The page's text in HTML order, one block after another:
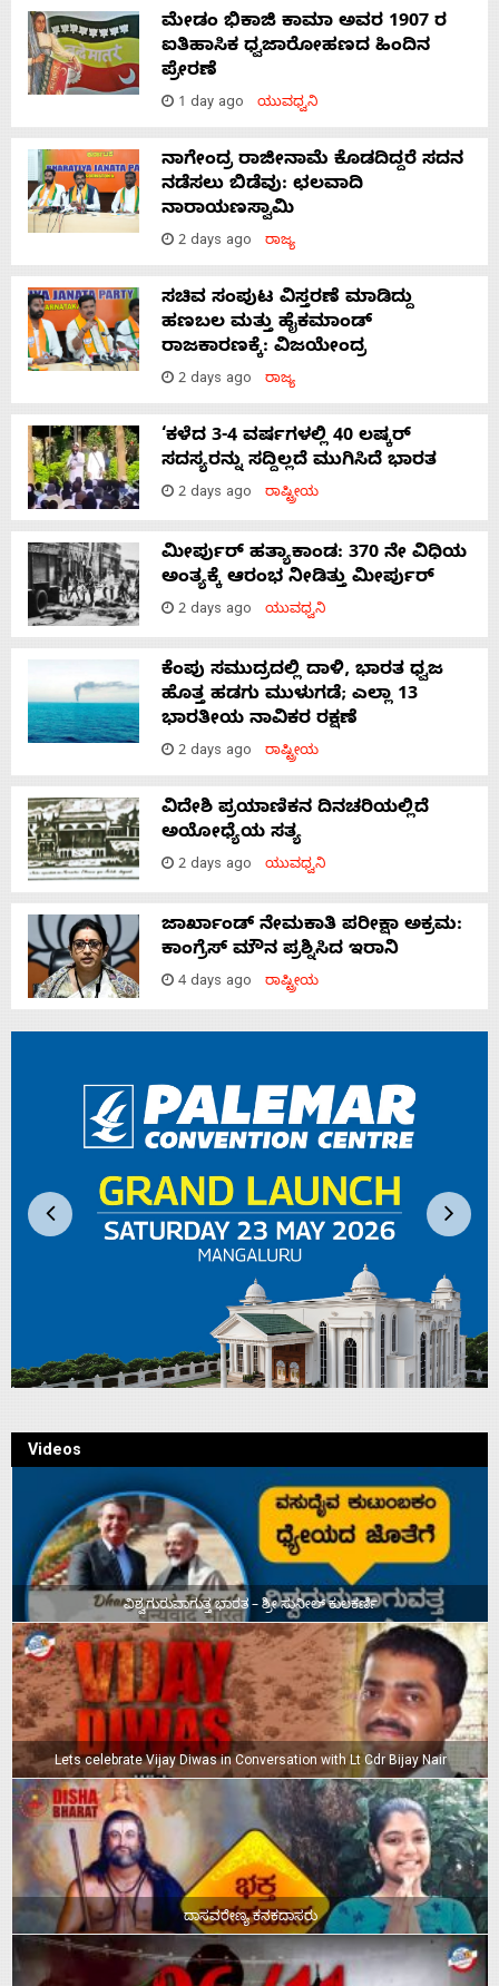
ಮೇಡಂ ಭಿಕಾಜಿ ಕಾಮಾ ಅವರ 1907 ರ
ಐತಿಹಾಸಿಕ ಧ್ವಜಾರೋಹಣದ ಹಿಂದಿನ
ಪ್ರೇರಣೆ
1 day ago ಯುವಧ್ವನಿ
ನಾಗೇಂದ್ರ ರಾಜೀನಾಮೆ ಕೊಡದಿದ್ದರೆ ಸದನ
ನಡೆಸಲು ಬಿಡೆವು: ಛಲವಾದಿ
ನಾರಾಯಣಸ್ವಾಮಿ
2 days ago ರಾಜ್ಯ
ಸಚಿವ ಸಂಪುಟ ವಿಸ್ತರಣೆ ಮಾಡಿದ್ದು
ಹಣಬಲ ಮತ್ತು ಹೈಕಮಾಂಡ್
ರಾಜಕಾರಣಕ್ಕೆ: ವಿಜಯೇಂದ್ರ
2 days ago ರಾಜ್ಯ
‘ಕಳೆದ 3-4 ವರ್ಷಗಳಲ್ಲಿ 40 ಲಷ್ಕರ್
ಸದಸ್ಯರನ್ನು ಸದ್ದಿಲ್ಲದೆ ಮುಗಿಸಿದೆ ಭಾರತ
2 days ago ರಾಷ್ಟ್ರೀಯ
ಮೀರ್ಪುರ್ ಹತ್ಯಾಕಾಂಡ: 370 ನೇ ವಿಧಿಯ
ಅಂತ್ಯಕ್ಕೆ ಆರಂಭ ನೀಡಿತ್ತು ಮೀರ್ಪುರ್
2 days ago ಯುವಧ್ವನಿ
ಕೆಂಪು ಸಮುದ್ರದಲ್ಲಿ ದಾಳಿ, ಭಾರತ ಧ್ವಜ
ಹೊತ್ತ ಹಡಗು ಮುಳುಗಡೆ; ಎಲ್ಲಾ 13
ಭಾರತೀಯ ನಾವಿಕರ ರಕ್ಷಣೆ
2 days ago ರಾಷ್ಟ್ರೀಯ
ವಿದೇಶಿ ಪ್ರಯಾಣಿಕನ ದಿನಚರಿಯಲ್ಲಿದೆ
ಅಯೋಧ್ಯೆಯ ಸತ್ಯ
2 days ago ಯುವಧ್ವನಿ
ಜಾರ್ಖಾಂಡ್‌ ನೇಮಕಾತಿ ಪರೀಕ್ಷಾ ಅಕ್ರಮ:
ಕಾಂಗ್ರೆಸ್‌ ಮೌನ ಪ್ರಶ್ನಿಸಿದ ಇರಾನಿ
4 days ago ರಾಷ್ಟ್ರೀಯ
Videos
ವಿಶ್ವಗುರುವಾಗುತ್ತ ಭಾರತ – ಶ್ರೀ ಸುನೀಲ್‌ ಕುಲಕರ್ಣಿ
Lets celebrate Vijay Diwas in Conversation with Lt Cdr Bijay Nair
ದಾಸವರೇಣ್ಯ ಕನಕದಾಸರು